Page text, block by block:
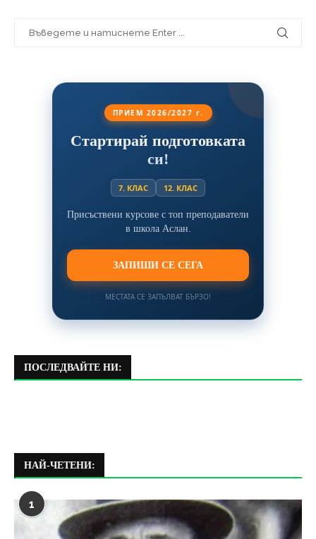
ПРИЕМ 2026/2027 г.
Стартирай подготовката
си!
7. КЛАС 12. КЛАС
Присъствени курсове с топ преподаватели
в школа Аслан.
ЗАПИШИ СЕ СЕГА
МЕСТАТА СЕ ЗАПЪЛВАТ БЪРЗО!
ПОСЛЕДВАЙТЕ НИ:
НАЙ-ЧЕТЕНИ:
1